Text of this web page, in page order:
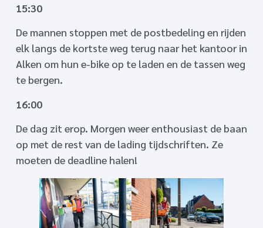
15:30
De mannen stoppen met de postbedeling en rijden
elk langs de kortste weg terug naar het kantoor in
Alken om hun e-bike op te laden en de tassen weg
te bergen.
16:00
De dag zit erop. Morgen weer enthousiast de baan
op met de rest van de lading tijdschriften. Ze
moeten de deadline halen!